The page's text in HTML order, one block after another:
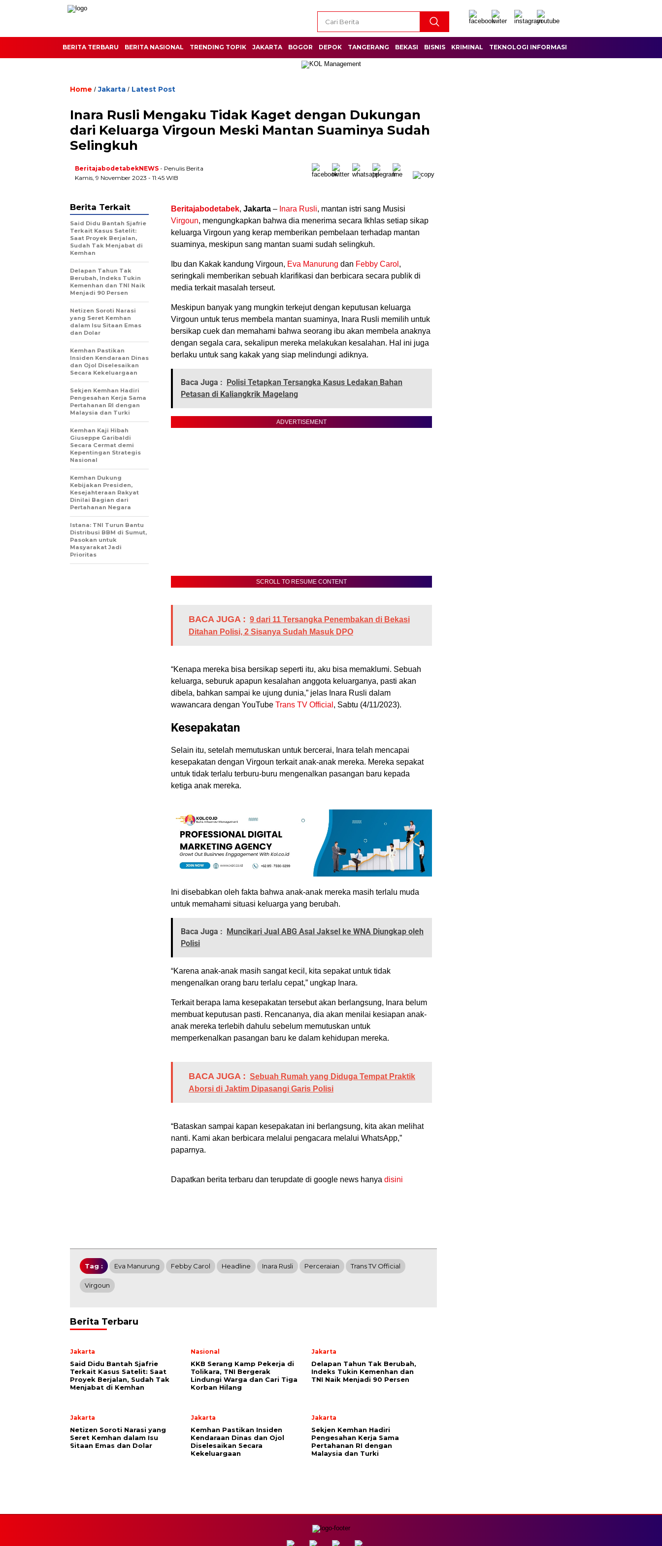
BERITA TERBARU BERITA NASIONAL TRENDING TOPIK JAKARTA BOGOR DEPOK TANGERANG BEKASI BISNIS KRIMINAL TEKNOLOGI INFORMASI
Home /Jakarta / Latest Post
Inara Rusli Mengaku Tidak Kaget dengan Dukungan
dari Keluarga Virgoun Meski Mantan Suaminya Sudah
Selingkuh
BeritajabodetabekNEWS - Penulis Berita
Kamis, 9 November 2023 - 11:45 WIB
Beritajabodetabek, Jakarta – Inara Rusli, mantan istri sang Musisi
Virgoun, mengungkapkan bahwa dia menerima secara Ikhlas setiap sikap
keluarga Virgoun yang kerap memberikan pembelaan terhadap mantan
suaminya, meskipun sang mantan suami sudah selingkuh.
Ibu dan Kakak kandung Virgoun, Eva Manurung dan Febby Carol ,
seringkali memberikan sebuah klarifikasi dan berbicara secara publik di
media terkait masalah terseut.
Meskipun banyak yang mungkin terkejut dengan keputusan keluarga
Virgoun untuk terus membela mantan suaminya, Inara Rusli memilih untuk
bersikap cuek dan memahami bahwa seorang ibu akan membela anaknya
dengan segala cara, sekalipun mereka melakukan kesalahan. Hal ini juga
berlaku untuk sang kakak yang siap melindungi adiknya.
Baca Juga : Polisi Tetapkan Tersangka Kasus Ledakan Bahan
Petasan di Kaliangkrik Magelang
ADVERTISEMENT
SCROLL TO RESUME CONTENT
BACA JUGA : 9 dari 11 Tersangka Penembakan di Bekasi
Ditahan Polisi, 2 Sisanya Sudah Masuk DPO
“Kenapa mereka bisa bersikap seperti itu, aku bisa memaklumi. Sebuah
keluarga, seburuk apapun kesalahan anggota keluarganya, pasti akan
dibela, bahkan sampai ke ujung dunia,” jelas Inara Rusli dalam
wawancara dengan YouTube Trans TV Official , Sabtu (4/11/2023).
Kesepakatan
Selain itu, setelah memutuskan untuk bercerai, Inara telah mencapai
kesepakatan dengan Virgoun terkait anak-anak mereka. Mereka sepakat
untuk tidak terlalu terburu-buru mengenalkan pasangan baru kepada
ketiga anak mereka.
Ini disebabkan oleh fakta bahwa anak-anak mereka masih terlalu muda
untuk memahami situasi keluarga yang berubah.
Baca Juga :
Muncikari Jual ABG Asal Jaksel ke WNA Diungkap oleh
Polisi
“Karena anak-anak masih sangat kecil, kita sepakat untuk tidak
mengenalkan orang baru terlalu cepat,” ungkap Inara.
Terkait berapa lama kesepakatan tersebut akan berlangsung, Inara belum
membuat keputusan pasti. Rencananya, dia akan menilai kesiapan anak-
anak mereka terlebih dahulu sebelum memutuskan untuk
memperkenalkan pasangan baru ke dalam kehidupan mereka.
BACA JUGA : Sebuah Rumah yang Diduga Tempat Praktik
Aborsi di Jaktim Dipasangi Garis Polisi
“Bataskan sampai kapan kesepakatan ini berlangsung, kita akan melihat
nanti. Kami akan berbicara melalui pengacara melalui WhatsApp,”
paparnya.
Dapatkan berita terbaru dan terupdate di google news hanya disini
Berita Terkait
Said Didu Bantah Sjafrie
Terkait Kasus Satelit:
Saat Proyek Berjalan,
Sudah Tak Menjabat di
Kemhan
Delapan Tahun Tak
Berubah, Indeks Tukin
Kemenhan dan TNI Naik
Menjadi 90 Persen
Netizen Soroti Narasi
yang Seret Kemhan
dalam Isu Sitaan Emas
dan Dolar
Kemhan Pastikan
Insiden Kendaraan Dinas
dan Ojol Diselesaikan
Secara Kekeluargaan
Sekjen Kemhan Hadiri
Pengesahan Kerja Sama
Pertahanan RI dengan
Malaysia dan Turki
Kemhan Kaji Hibah
Giuseppe Garibaldi
Secara Cermat demi
Kepentingan Strategis
Nasional
Kemhan Dukung
Kebijakan Presiden,
Kesejahteraan Rakyat
Dinilai Bagian dari
Pertahanan Negara
Istana: TNI Turun Bantu
Distribusi BBM di Sumut,
Pasokan untuk
Masyarakat Jadi
Prioritas
Tag : Eva Manurung Febby Carol Headline Inara Rusli Perceraian Trans TV Official
Virgoun
Berita Terbaru
Jakarta
Said Didu Bantah Sjafrie
Terkait Kasus Satelit: Saat
Proyek Berjalan, Sudah Tak
Menjabat di Kemhan
Nasional
KKB Serang Kamp Pekerja di
Tolikara, TNI Bergerak
Lindungi Warga dan Cari Tiga
Korban Hilang
Jakarta
Delapan Tahun Tak Berubah,
Indeks Tukin Kemenhan dan
TNI Naik Menjadi 90 Persen
Jakarta
Netizen Soroti Narasi yang
Seret Kemhan dalam Isu
Sitaan Emas dan Dolar
Jakarta
Kemhan Pastikan Insiden
Kendaraan Dinas dan Ojol
Diselesaikan Secara
Kekeluargaan
Jakarta
Sekjen Kemhan Hadiri
Pengesahan Kerja Sama
Pertahanan RI dengan
Malaysia dan Turki